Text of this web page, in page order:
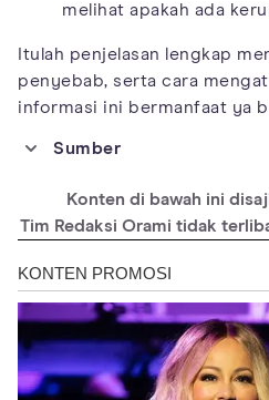
melihat apakah ada
Itulah penjelasan lengkap
penyebab, serta cara
informasi ini bermanfaat ya
Sumber
eating#complications
https://www.webmd.com/
reflux-disease
https://
causes
https://www.mayoclinic.org/
conditions/indigestion/
https://www.mayoclinic.org/
healthy-eating/in-depth/
Konten di bawah ini
Tim Redaksi Orami tidak